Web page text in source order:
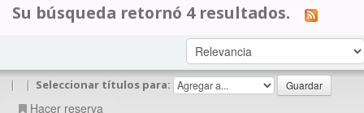
Su búsqueda retornó 4 resultados.
| | Seleccionar títulos para:
Hacer reserva